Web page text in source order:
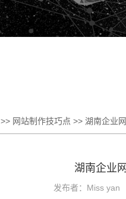
>> 网站制作技巧点 >> 湖南企业
湖南企业
发布者：Miss yan